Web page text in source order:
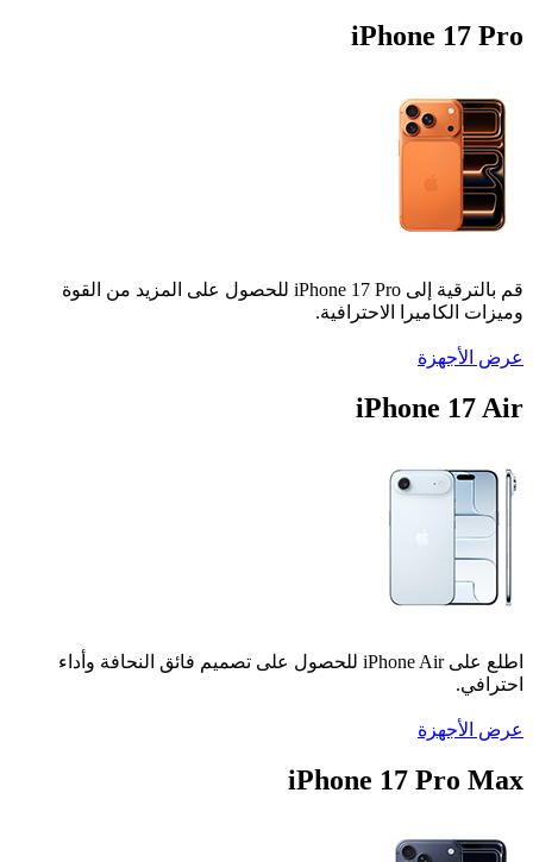
iPhone 17 Pro
قم بالترقية إلى iPhone 17 Pro للحصول على المزيد من القوة
وميزات الكاميرا الاحترافية.
عرض الأجهزة
iPhone 17 Air
اطلع على iPhone Air للحصول على تصميم فائق النحافة وأداء
احترافي.
عرض الأجهزة
iPhone 17 Pro Max